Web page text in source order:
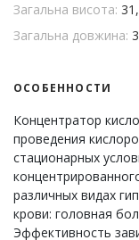
Загальна висота:
Загальна довжина:
ОСОБЕННОСТИ
Концентратор
проведения
стационарных
различных видах
крови: головная
Эффективность